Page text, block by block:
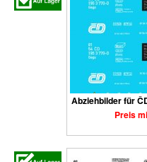
Abziehbilder für
Preis